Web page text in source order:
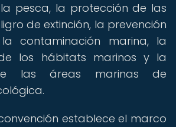
pesca, la protección de las
de extinción, la prevención
contaminación marina, la
los hábitats marinos y la
las áreas marinas de
establece el marco